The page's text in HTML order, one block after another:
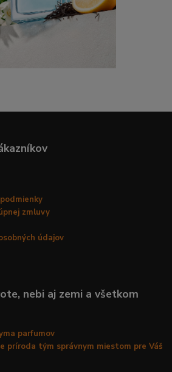
zmluvy
údajov
nebi aj zemi a všetkom
parfumov
príroda tým správnym miestom pre Váš